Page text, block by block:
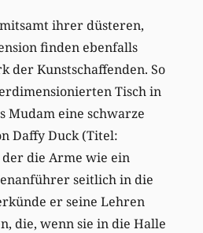
ihrer düsteren,
finden ebenfalls
der Kunstschaffenden. So
Tisch in
Mudam eine schwarze
Daffy Duck (Titel:
der die Arme wie ein
seitlich in die
er seine Lehren
die, wenn sie in die Halle